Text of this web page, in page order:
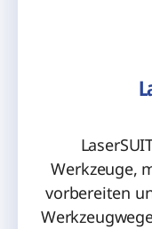
Werkzeuge,
vorbereiten